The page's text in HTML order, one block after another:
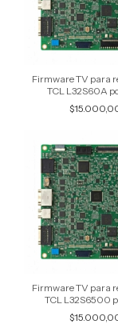
Firmware TV para
TCL L32S60A
Firmware TV para
TCL L32S6500